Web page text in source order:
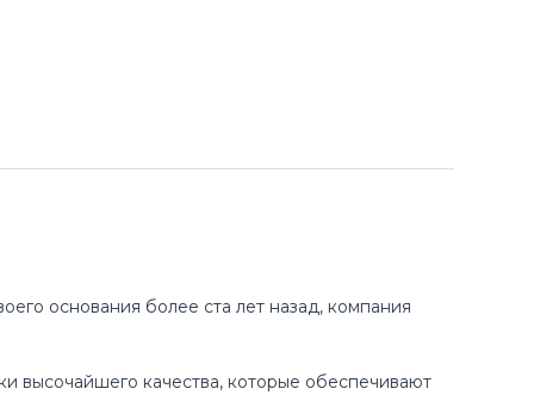
основания более ста лет назад, компания
высочайшего качества, которые обеспечивают